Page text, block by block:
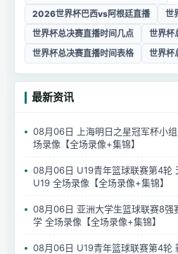
2026世界杯巴西vs阿根廷直播
世
世界杯总决赛直播时间几点
世界杯
世界杯总决赛直播时间表格
世界杯
最新资讯
08月06日 上海明日之星冠军杯小
场录像【全场录像+集锦】
08月06日 U19青年篮球联赛第4轮
U19 全场录像【全场录像+集锦】
08月06日 亚洲大学生篮球联赛8强
学 全场录像【全场录像+集锦】
08月06日 U19青年篮球联赛第4轮